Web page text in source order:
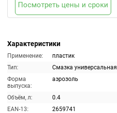
Характеристики
Применение:
пластик
Тип:
Смазка универсальная
Форма
выпуска:
аэрозоль
Объём, л:
0.4
EAN-13:
2659741
Посмотреть цены и сроки